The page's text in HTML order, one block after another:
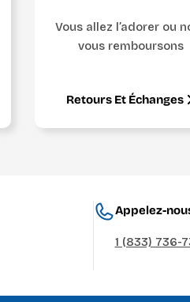
Vous allez l’adorer ou
vous remboursons
Retours Et Échanges
Appelez-
1 (833) 736-